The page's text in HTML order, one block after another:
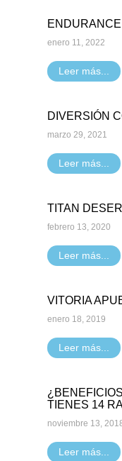
enero 11, 2022
Leer más...
DIVERSIÓN
marzo 29, 2021
Leer más...
TITAN
febrero 13, 2020
Leer más...
VITORIA
enero 18, 2019
Leer más...
TIENES 14
noviembre 13,
Leer más...